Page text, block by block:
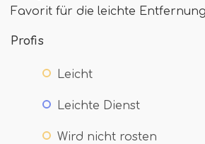
Favorit für die leichte
Profis
Leicht
Leichte Dienst
Wird nicht rosten